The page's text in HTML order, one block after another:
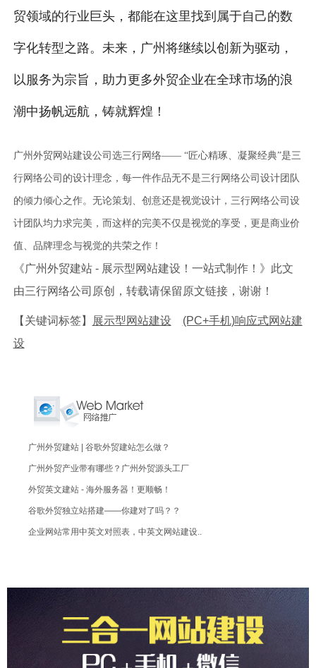
贸领域的行业巨头，都能在这里找到属于自己的数
字化转型之路。未来，广州将继续以创新为驱动，
以服务为宗旨，助力更多外贸企业在全球市场的浪
潮中扬帆远航，铸就辉煌！
广州外贸网站建设公司选三行网络—— “匠心精琢、凝聚经典”是三
行网络公司的设计理念，每一件作品无不是三行网络公司设计团队
的倾力倾心之作。无论策划、创意还是视觉设计，三行网络公司设
计团队均力求完美，而这样的完美不仅是视觉的享受，更是商业价
值、品牌理念与视觉的共荣之作！
《广州外贸建站 - 展示型网站建设！一站式制作！》此文
由三行网络公司原创，转载请保留原文链接，谢谢！
【关键词标签】 展示型网站建设
(PC+手机)响应式网站建
设
广州外贸建站 | 谷歌外贸建站怎么做？
广州外贸产业带有哪些？广州外贸源头工厂
外贸英文建站 - 海外服务器！更顺畅！
谷歌外贸独立站搭建——你建对了吗？？
企业网站常用中英文对照表，中英文网站建设..
广州外贸建站 - 英文网站设计 - 抛开..
google英文网站制作 - 保持网站的..
广州外贸建站如何设计？欧美网站注重细节点..